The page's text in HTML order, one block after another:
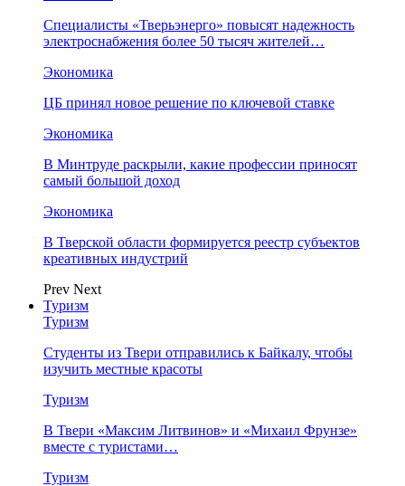
Специалисты «Тверьэнерго» повысят надежность
электроснабжения более 50 тысяч жителей…
Экономика
ЦБ принял новое решение по ключевой ставке
Экономика
В Минтруде раскрыли, какие профессии приносят
самый большой доход
Экономика
В Тверской области формируется реестр субъектов
креативных индустрий
Prev Next
Туризм
Туризм
Студенты из Твери отправились к Байкалу, чтобы
изучить местные красоты
Туризм
В Твери «Максим Литвинов» и «Михаил Фрунзе»
вместе с туристами…
Туризм